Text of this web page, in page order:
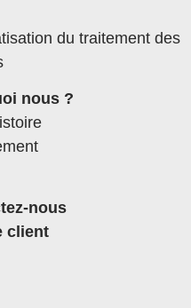
du traitement des
nous ?
nous
client